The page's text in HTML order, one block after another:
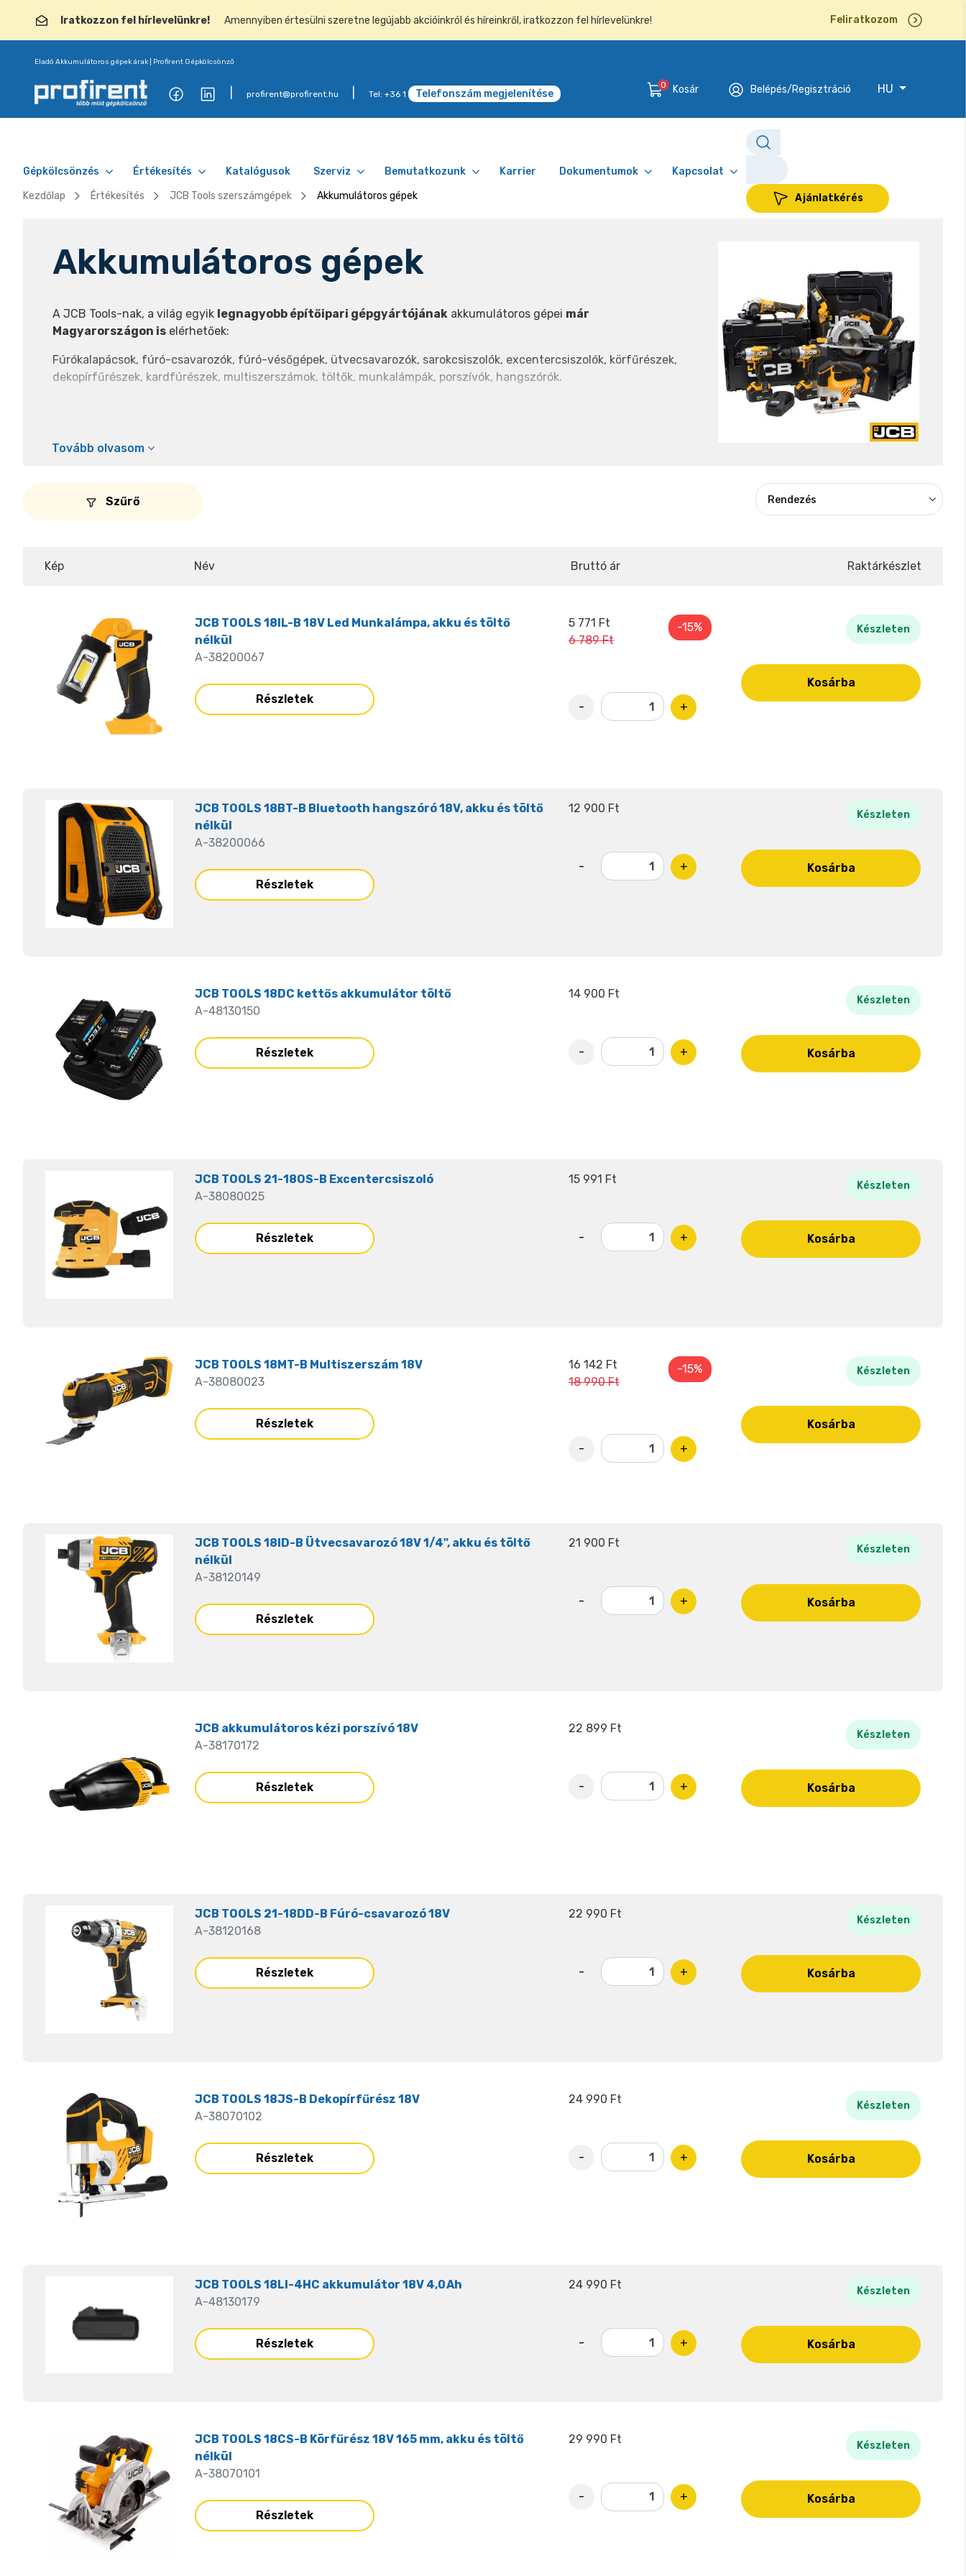
Iratkozzon fel hírlevelünkre! Amennyiben értesülni szeretne legújabb akcióinkról és híreinkről, iratkozzon fel hírlevelünkre! Feliratkozom
Eladó Akkumulátoros gépek árak | Profirent Gépkölcsönző
profirent@profirent.hu Tel: +36 1 Telefonszám megjelenítése
0 Kosár Belépés/Regisztráció HU
Gépkölcsönzés Értékesítés Katalógusok Szerviz Bemutatkozunk Karrier Dokumentumok Kapcsolat
Ajánlatkérés
Kezdőlap Értékesítés JCB Tools szerszámgépek Akkumulátoros gépek
Akkumulátoros gépek
A JCB Tools-nak, a világ egyik legnagyobb építőipari gépgyártójának akkumulátoros gépei már
Magyarországon is elérhetőek:
Fúrókalapácsok, fúró-csavarozók, fúró-vésőgépek, ütvecsavarozók, sarokcsiszolók, excentercsiszolók, körfűrészek,
dekopírfűrészek, kardfúrészek, multiszerszámok, töltők, munkalámpák, porszívók, hangszórók.
üzemidőt biztosítva
✅Az iparágban egyedülálló 3 éves cseregarancia
✅Egységes akkuplatform
✅Szénkefementes motortechnológia a megjelölt termékeknél
Termékeink személyesen is megtekinthetők és átvehetők
, előre egyeztetett
Tovább olvasom
Szűrő
Kép Név Bruttó ár Raktárkészlet
JCB TOOLS 18IL-B 18V Led Munkalámpa, akku és töltő
nélkül
A-38200067
Részletek
5 771 Ft
6 789 Ft
-15%
- +
Készleten
Kosárba
JCB TOOLS 18BT-B Bluetooth hangszóró 18V, akku és töltő
nélkül
A-38200066
Részletek
12 900 Ft
- +
Készleten
Kosárba
JCB TOOLS 18DC kettős akkumulátor töltő
A-48130150
Részletek
14 900 Ft
- +
Készleten
Kosárba
JCB TOOLS 21-18OS-B Excentercsiszoló
A-38080025
Részletek
15 991 Ft
- +
Készleten
Kosárba
JCB TOOLS 18MT-B Multiszerszám 18V
A-38080023
Részletek
16 142 Ft
18 990 Ft
-15%
- +
Készleten
Kosárba
JCB TOOLS 18ID-B Ütvecsavarozó 18V 1/4", akku és töltő
nélkül
A-38120149
Részletek
21 900 Ft
- +
Készleten
Kosárba
JCB akkumulátoros kézi porszívó 18V
A-38170172
Részletek
22 899 Ft
- +
Készleten
Kosárba
JCB TOOLS 21-18DD-B Fúró-csavarozó 18V
A-38120168
Részletek
22 990 Ft
- +
Készleten
Kosárba
JCB TOOLS 18JS-B Dekopírfűrész 18V
A-38070102
Részletek
24 990 Ft
- +
Készleten
Kosárba
JCB TOOLS 18LI-4HC akkumulátor 18V 4,0 Ah
A-48130179
Részletek
24 990 Ft
- +
Készleten
Kosárba
JCB TOOLS 18CS-B Körfűrész 18V 165 mm, akku és töltő
nélkül
A-38070101
Részletek
29 990 Ft
- +
Készleten
Kosárba